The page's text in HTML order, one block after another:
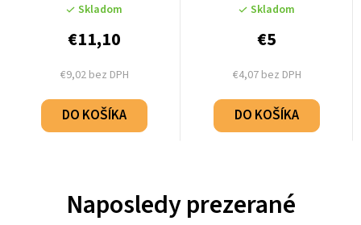
Skladom
€9,02 bez DPH
€11,10
DO KOŠÍKA
Skladom
€4,07 bez DPH
€5
DO KOŠÍKA
Naposledy prezerané